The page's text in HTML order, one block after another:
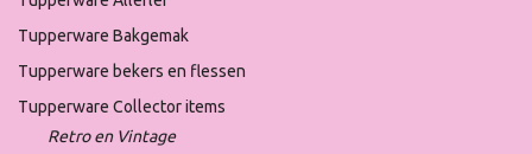
Tupperware Bakgemak
Tupperware bekers en flessen
Tupperware Collector items
Retro en Vintage